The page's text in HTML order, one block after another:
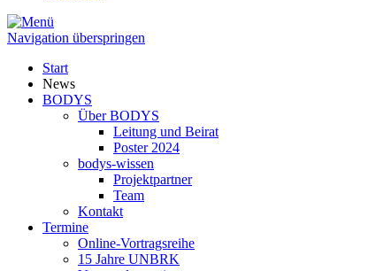
Navigation überspringen
Start
News
BODYS
Über BODYS
Leitung und Beirat
Poster 2024
bodys-wissen
Projektpartner
Team
Kontakt
Termine
Online-Vortragsreihe
15 Jahre UNBRK